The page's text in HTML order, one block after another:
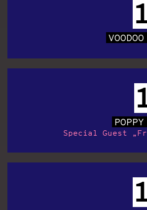
Special Guest